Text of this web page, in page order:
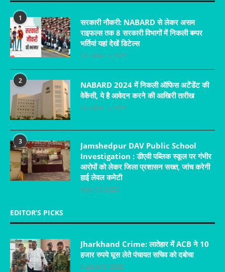
1
सरकारी नौकरी: NABARD से लेकर असम
राइफल्स तक 8 सरकारी विभागों में निकली बम्पर
भर्तियां यहां देखें डिटेल्स
October 7, 2024
2
NABARD 2024 में निकली ऑफिस अटेंडेंट की
वेकेंसी, ये है आवेदन करने की आखिरी तारीख
October 2, 2024
3
Jamshedpur DAV Public School
Investigation : डीएवी पब्लिक स्कूल पर गंभीर
आरोपों को लेकर जिला प्रशासन सख्त, जांच करेगी
हाई लेवल कमेटी
May 19, 2025
EDITOR’S PICKS
Jharkhand Crime: लातेहार में ACB ने 10
हजार रुपये घूस लेते पंचायत सचिव को दबोचा
August 6, 2026